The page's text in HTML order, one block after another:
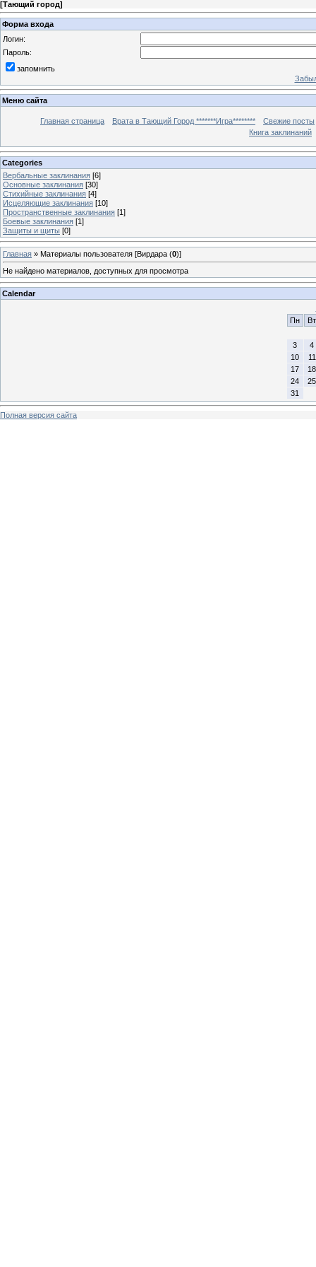
[Тающий город]
Форма входа
Логин:
Пароль:
запомнить
Меню сайта
Главная страница Врата в Тающий Город *******Игра********
Свежие посты
Книга заклинаний
Categories
Вербальные заклинания [6]
Основные заклинания [30]
Стихийные заклинания [4]
Исцеляющие заклинания [10]
Пространственные заклинания [1]
Боевые заклинания [1]
Защиты и щиты [0]
Главная » Материалы пользователя [Вирдара (0)]
Не найдено материалов, доступных для просмотра
Calendar
Пн
Вт
3
4
10
11
17
18
24
25
31
Полная версия сайта